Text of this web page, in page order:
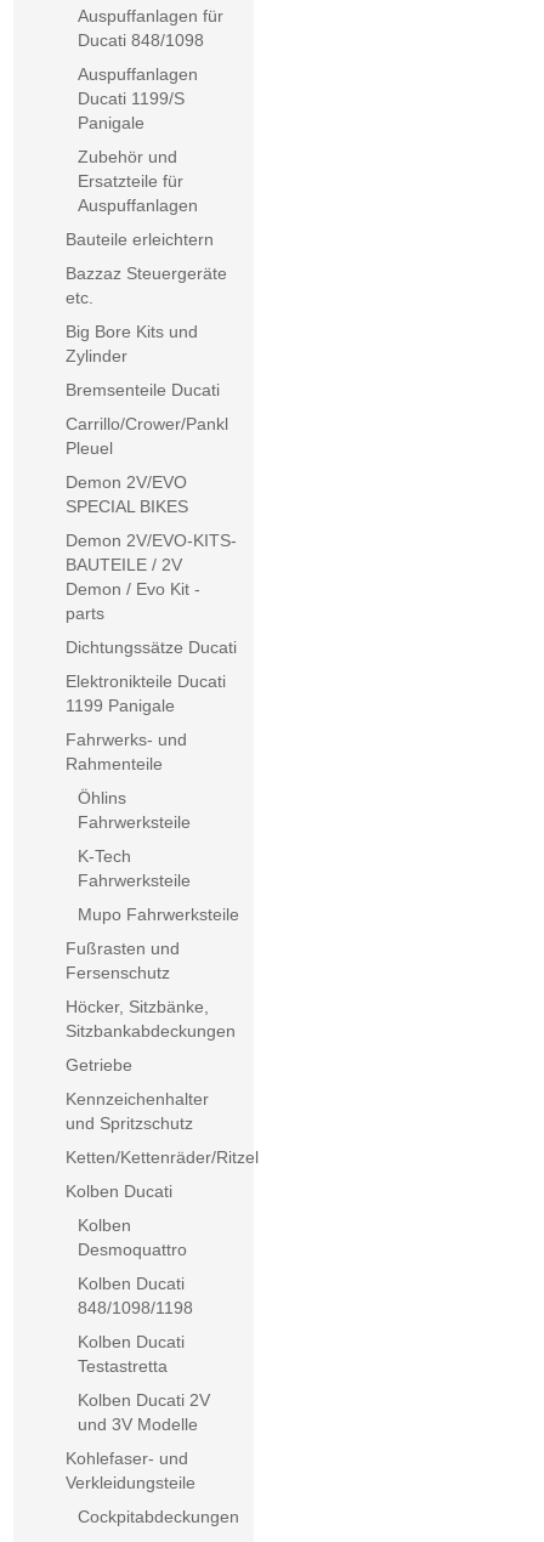
Auspuffanlagen für
Ducati 848/1098
Auspuffanlagen
Ducati 1199/S
Panigale
Zubehör und
Ersatzteile für
Auspuffanlagen
Bauteile erleichtern
Bazzaz Steuergeräte
etc.
Big Bore Kits und
Zylinder
Bremsenteile Ducati
Carrillo/Crower/Pankl
Pleuel
Demon 2V/EVO
SPECIAL BIKES
Demon 2V/EVO-KITS-
BAUTEILE / 2V
Demon / Evo Kit -
parts
Dichtungssätze Ducati
Elektronikteile Ducati
1199 Panigale
Fahrwerks- und
Rahmenteile
Öhlins
Fahrwerksteile
K-Tech
Fahrwerksteile
Mupo Fahrwerksteile
Fußrasten und
Fersenschutz
Höcker, Sitzbänke,
Sitzbankabdeckungen
Getriebe
Kennzeichenhalter
und Spritzschutz
Ketten/Kettenräder/Ritzel
Kolben Ducati
Kolben
Desmoquattro
Kolben Ducati
848/1098/1198
Kolben Ducati
Testastretta
Kolben Ducati 2V
und 3V Modelle
Kohlefaser- und
Verkleidungsteile
Cockpitabdeckungen